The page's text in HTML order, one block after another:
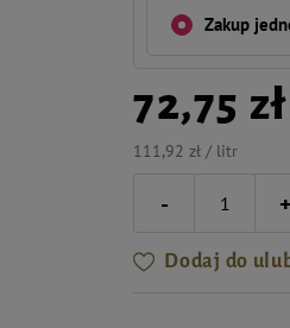
Zakup
72,75 zł
111,92 zł / litr
-
Dodaj do